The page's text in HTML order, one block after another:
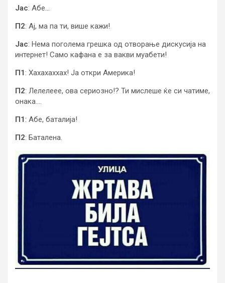
Јас: Абе…
П2: Ај, ма па ти, више кажи!
Јас: Нема поголема грешка од отворање дискусија на
интернет! Само кафана е за вакви муабети!
П1: Хахахаххах! Ја откри Америка!
П2: Лелелеее, ова сериозно!? Ти мислеше ќе си чатиме,
онака….
П1: Абе, баталија!
П2: Баталена.